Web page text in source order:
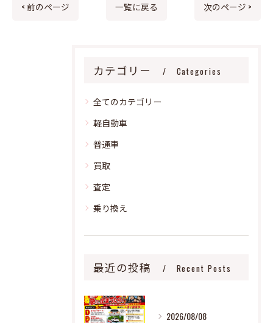
< 前のページ 一覧に戻る 次のページ >
カテゴリー Categories
全てのカテゴリー
軽自動車
普通車
買取
査定
乗り換え
最近の投稿 Recent Posts
2026/08/08